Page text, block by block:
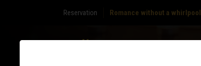
Reservation Romance without a whirlpool